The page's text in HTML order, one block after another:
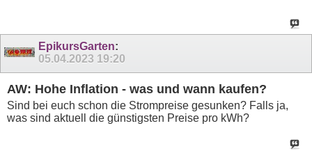
EpikursGarten:
05.04.2023 19:20
AW: Hohe Inflation - was und wann kaufen?
Sind bei euch schon die Strompreise gesunken? Falls ja,
was sind aktuell die günstigsten Preise pro kWh?